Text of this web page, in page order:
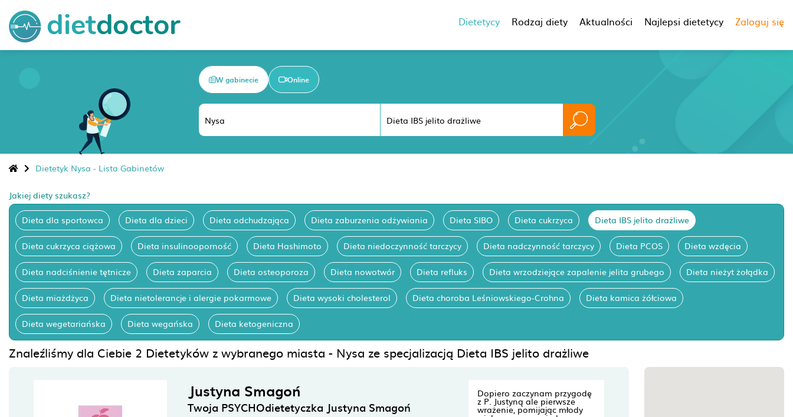
Dietetycy Rodzaj diety Aktualności Najlepsi dietetycy Zaloguj się
W gabinecie Online
Dietetyk Nysa - Lista Gabinetów
Jakiej diety szukasz?
Dieta dla sportowca Dieta dla dzieci Dieta odchudzająca Dieta zaburzenia odżywiania Dieta SIBO Dieta cukrzyca Dieta IBS jelito drażliwe
Dieta cukrzyca ciążowa Dieta insulinooporność Dieta Hashimoto Dieta niedoczynność tarczycy Dieta nadczynność tarczycy Dieta PCOS Dieta wzdęcia
Dieta nadciśnienie tętnicze Dieta zaparcia Dieta osteoporoza Dieta nowotwór Dieta refluks Dieta wrzodziejące zapalenie jelita grubego Dieta nieżyt żołądka
Dieta miażdżyca Dieta nietolerancje i alergie pokarmowe Dieta wysoki cholesterol Dieta choroba Leśniowskiego-Crohna Dieta kamica żółciowa
Dieta wegetariańska Dieta wegańska Dieta ketogeniczna
Znaleźliśmy dla Ciebie 2 Dietetyków z wybranego miasta - Nysa ze specjalizacją Dieta IBS jelito drażliwe
Justyna Smagoń
Twoja PSYCHOdietetyczka Justyna Smagoń
Dopiero zaczynam przygodę
z P. Justyną ale pierwsze
wrażenie, pomijając młody